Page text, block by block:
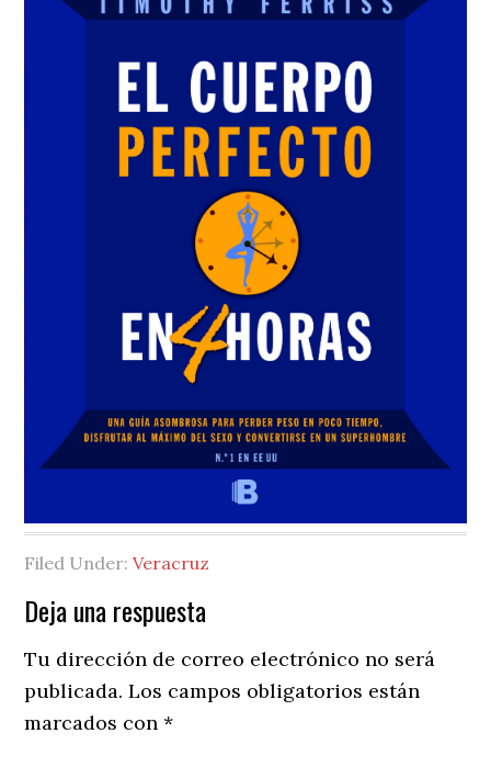
Filed Under:Veracruz
Reader
Interactions
Deja una respuesta
Tu dirección de correo electrónico no será
publicada. Los campos obligatorios están
marcados con*